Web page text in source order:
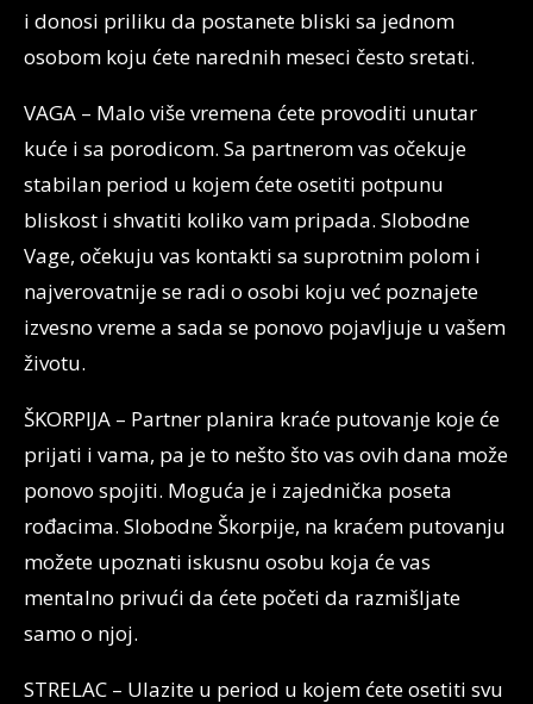
i donosi priliku da postanete bliski sa jednom
osobom koju ćete narednih meseci često sretati.
VAGA – Malo više vremena ćete provoditi unutar
kuće i sa porodicom. Sa partnerom vas očekuje
stabilan period u kojem ćete osetiti potpunu
bliskost i shvatiti koliko vam pripada. Slobodne
Vage, očekuju vas kontakti sa suprotnim polom i
najverovatnije se radi o osobi koju već poznajete
izvesno vreme a sada se ponovo pojavljuje u vašem
životu.
ŠKORPIJA – Partner planira kraće putovanje koje će
prijati i vama, pa je to nešto što vas ovih dana može
ponovo spojiti. Moguća je i zajednička poseta
rođacima. Slobodne Škorpije, na kraćem putovanju
možete upoznati iskusnu osobu koja će vas
mentalno privući da ćete početi da razmišljate
samo o njoj.
STRELAC – Ulazite u period u kojem ćete osetiti svu